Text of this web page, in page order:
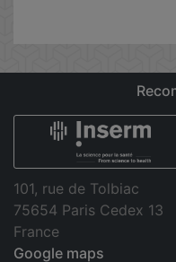
101, rue de Tolbiac
75654 Paris Cedex 13
France
Google maps